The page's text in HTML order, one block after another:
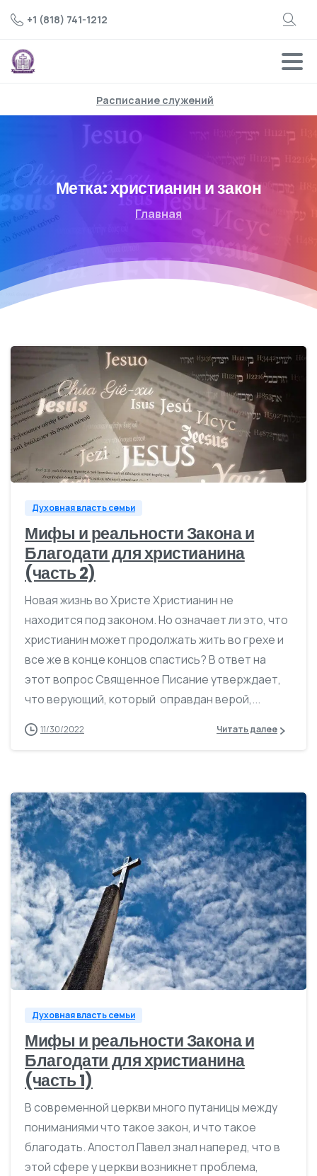
+1 (818) 741-1212
Расписание служений
Метка:христианин и закон
Главная
Духовная власть семьи
Мифы и реальности Закона и
Благодати для христианина
(часть 2)
Новая жизнь во Христе Христианин не
находится под законом. Но означает ли это, что
христианин может продолжать жить во грехе и
все же в конце концов спастись? В ответ на
этот вопрос Священное Писание утверждает,
что верующий, который оправдан верой,...
11/30/2022 Читать далее
0
Духовная власть семьи
Мифы и реальности Закона и
Благодати для христианина
(часть 1)
В современной церкви много путаницы между
пониманиями что такое закон, и что такое
благодать. Апостол Павел знал наперед, что в
этой сфере у церкви возникнет проблема,